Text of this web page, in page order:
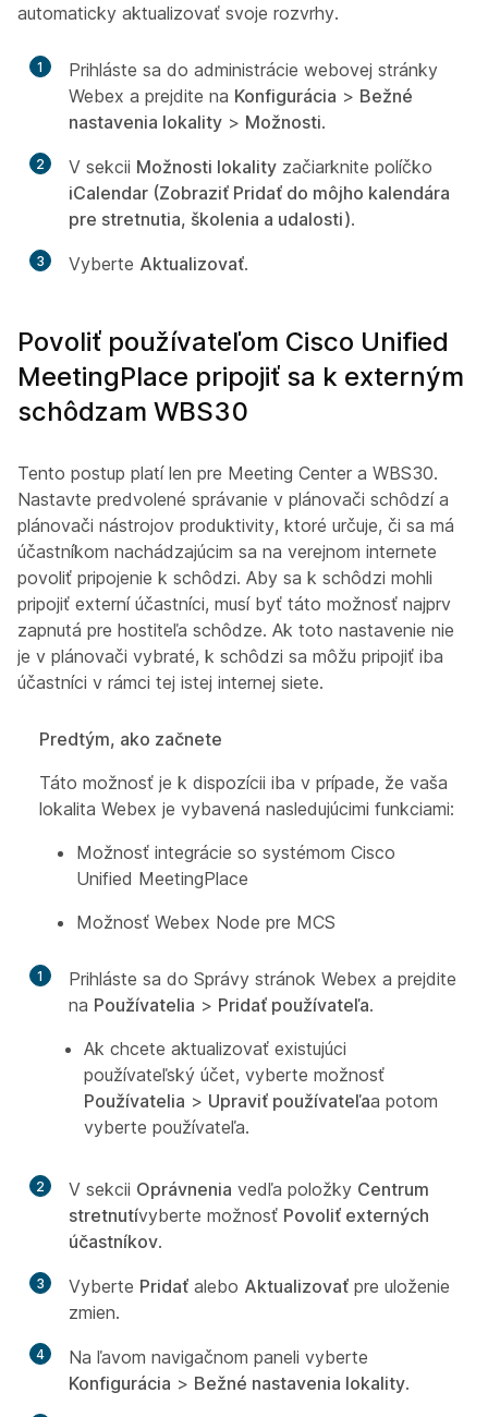
automaticky aktualizovať svoje rozvrhy.
1
Prihláste sa do administrácie webovej stránky
Webex a prejdite na Konfigurácia > Bežné
nastavenia lokality > Možnosti.
2 V sekcii Možnosti lokality začiarknite políčko
iCalendar (Zobraziť Pridať do môjho kalendára
pre stretnutia, školenia a udalosti).
3 Vyberte Aktualizovať.
Povoliť používateľom Cisco Unified
MeetingPlace pripojiť sa k externým
schôdzam WBS30
Tento postup platí len pre Meeting Center a WBS30.
Nastavte predvolené správanie v plánovači schôdzí a
plánovači nástrojov produktivity, ktoré určuje, či sa má
účastníkom nachádzajúcim sa na verejnom internete
povoliť pripojenie k schôdzi. Aby sa k schôdzi mohli
pripojiť externí účastníci, musí byť táto možnosť najprv
zapnutá pre hostiteľa schôdze. Ak toto nastavenie nie
je v plánovači vybraté, k schôdzi sa môžu pripojiť iba
účastníci v rámci tej istej internej siete.
Predtým, ako začnete
Táto možnosť je k dispozícii iba v prípade, že vaša
lokalita Webex je vybavená nasledujúcimi funkciami:
Možnosť integrácie so systémom Cisco
Unified MeetingPlace
Možnosť Webex Node pre MCS
1
Prihláste sa do Správy stránok Webex a prejdite
na Používatelia > Pridať používateľa.
Ak chcete aktualizovať existujúci
používateľský účet, vyberte možnosť
Používatelia > Upraviť používateľaa potom
vyberte používateľa.
2 V sekcii Oprávnenia vedľa položky Centrum
stretnutívyberte možnosť Povoliť externých
účastníkov.
3 Vyberte Pridať alebo Aktualizovať pre uloženie
zmien.
4
Na ľavom navigačnom paneli vyberte
Konfigurácia > Bežné nastavenia lokality.